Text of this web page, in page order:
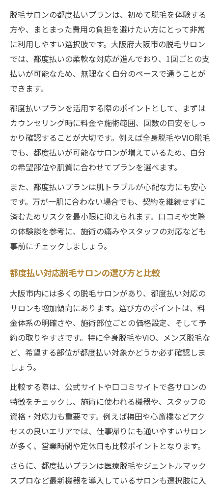
脱毛サロンの都度払いプランは、初めて脱毛を体験する
方や、まとまった費用の負担を避けたい方にとって非常
に利用しやすい選択肢です。大阪府大阪市の脱毛サロン
では、都度払いの柔軟な対応が進んでおり、1回ごとの支
払いが可能なため、無理なく自分のペースで通うことが
できます。
都度払いプランを活用する際のポイントとして、まずは
カウンセリング時に料金や施術範囲、回数の目安をしっ
かり確認することが大切です。例えば全身脱毛やVIO脱毛
でも、都度払いが可能なサロンが増えているため、自分
の希望部位や肌質に合わせてプランを選べます。
また、都度払いプランは肌トラブルが心配な方にも安心
です。万が一肌に合わない場合でも、契約を継続せずに
済むためリスクを最小限に抑えられます。口コミや実際
の体験談を参考に、施術の痛みやスタッフの対応なども
事前にチェックしましょう。
都度払い対応脱毛サロンの選び方と比較
大阪市内には多くの脱毛サロンがあり、都度払い対応の
サロンも増加傾向にあります。選び方のポイントは、料
金体系の明確さや、施術部位ごとの価格設定、そして予
約の取りやすさです。特に全身脱毛やVIO、メンズ脱毛な
ど、希望する部位が都度払い対象かどうか必ず確認しま
しょう。
比較する際は、公式サイトや口コミサイトで各サロンの
特徴をチェックし、施術に使われる機器や、スタッフの
資格・対応力も重要です。例えば梅田や心斎橋などアク
セスの良いエリアでは、仕事帰りにも通いやすいサロン
が多く、営業時間や定休日も比較ポイントとなります。
さらに、都度払いプランは医療脱毛やジェントルマック
スプロなど最新機器を導入しているサロンも選択肢に入